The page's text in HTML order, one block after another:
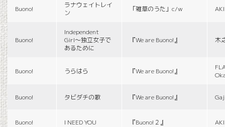
Buono!
ラナウェイトレイ
ン
「雑草のうた」c/w
Buono!
Independent
Girl〜独立女子で
あるために
『We are Buono!』 木
Buono! うらはら 『We are Buono!』
Buono! タビダチの歌 『We are Buono!』
Buono! I NEED YOU 『Buono!２』